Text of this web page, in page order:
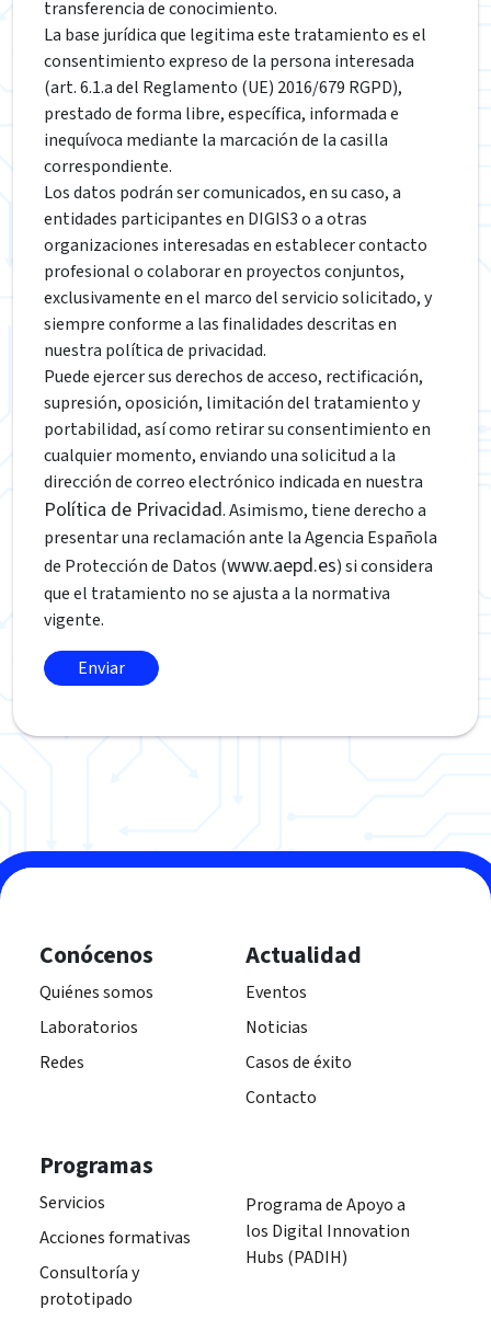
transferencia de conocimiento.
La base jurídica que legitima este tratamiento es el
consentimiento expreso de la persona interesada
(art. 6.1.a del Reglamento (UE) 2016/679 RGPD),
prestado de forma libre, específica, informada e
inequívoca mediante la marcación de la casilla
correspondiente.
Los datos podrán ser comunicados, en su caso, a
entidades participantes en DIGIS3 o a otras
organizaciones interesadas en establecer contacto
profesional o colaborar en proyectos conjuntos,
exclusivamente en el marco del servicio solicitado, y
siempre conforme a las finalidades descritas en
nuestra política de privacidad.
Puede ejercer sus derechos de acceso, rectificación,
supresión, oposición, limitación del tratamiento y
portabilidad, así como retirar su consentimiento en
cualquier momento, enviando una solicitud a la
dirección de correo electrónico indicada en nuestra
Política de Privacidad. Asimismo, tiene derecho a
presentar una reclamación ante la Agencia Española
de Protección de Datos (www.aepd.es) si considera
que el tratamiento no se ajusta a la normativa
vigente.
Conócenos
Quiénes somos
Laboratorios
Redes
Actualidad
Eventos
Noticias
Casos de éxito
Contacto
Programas
Servicios
Acciones formativas
Consultoría y
prototipado
Programa de Apoyo a
los Digital Innovation
Hubs (PADIH)